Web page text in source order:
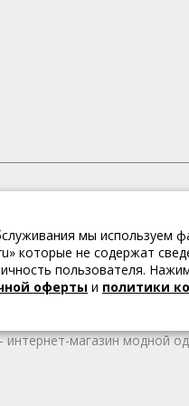
– это коллекции
качественные
брендов. В каталоге
удобной женской и
магазин модной
мы используем
которые не содержат
пользователя.
оферты и политики